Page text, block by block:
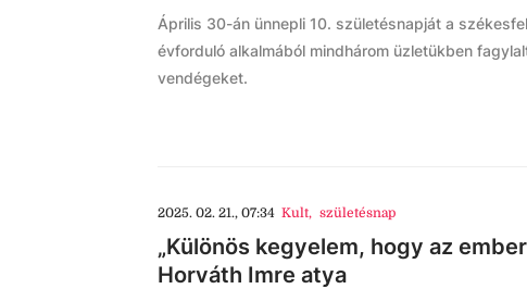
Április 30-án ünnepli 10. születésnapját a
évforduló alkalmából mindhárom üzletükben
vendégeket.
2025. 02. 21., 07:34 Kult, születésnap
„Különös kegyelem, hogy az
Horváth Imre atya